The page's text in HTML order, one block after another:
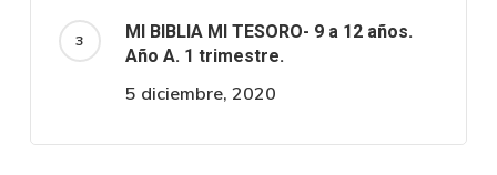
MI BIBLIA MI TESORO- 9 a 12 años.
Año A. 1 trimestre.
5 diciembre, 2020